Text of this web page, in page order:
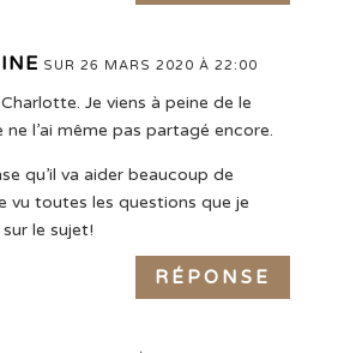
SUR 26 MARS 2020 À 22:00
Je viens à peine de le
ne l’ai même pas partagé encore.
qu’il va aider beaucoup de
vu toutes les questions que je
le sujet!
RÉPONSE